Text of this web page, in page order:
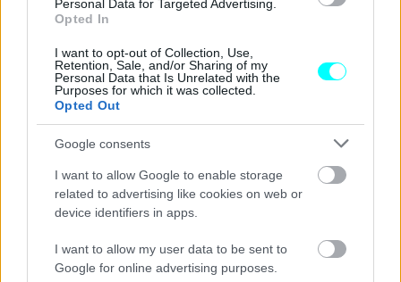
Personal Data for Targeted Advertising.
Opted In
I want to opt-out of Collection, Use,
Retention, Sale, and/or Sharing of my
Personal Data that Is Unrelated with the
Purposes for which it was collected.
Opted Out
Google consents
I want to allow Google to enable storage
related to advertising like cookies on web or
device identifiers in apps.
I want to allow my user data to be sent to
Google for online advertising purposes.
Τουρκία -Ποιος κολοσσός κατασκευάζει
ΑΝΑΣΤΑΣΗΣ ΓΑΛΑΝΗΣ